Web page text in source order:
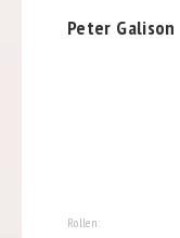
Peter Galison
Rollen: